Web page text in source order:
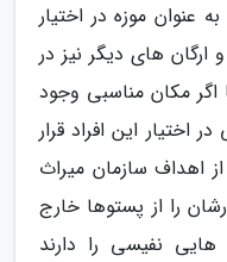
عنوان موزه در اختیار
ارگان های دیگر نیز در
اگر مکان مناسبی وجود
اختیار این افراد قرار
اهداف سازمان میراث
را از پستوها خارج
نفیسی را دارند